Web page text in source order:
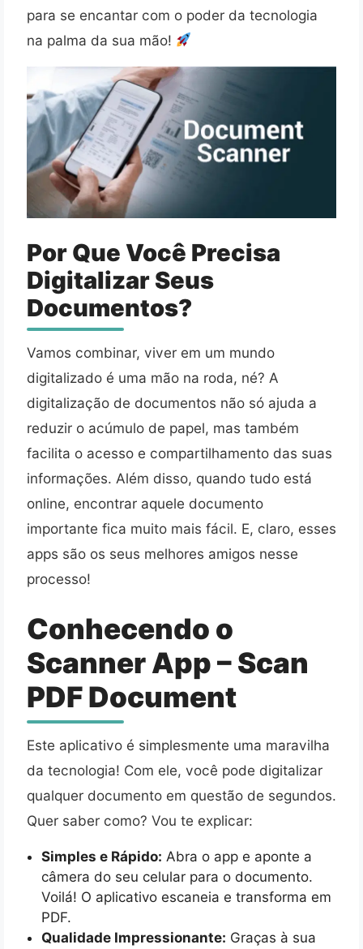
para se encantar com o poder da tecnologia
na palma da sua mão!
Por Que Você Precisa
Digitalizar Seus
Documentos?
Vamos combinar, viver em um mundo
digitalizado é uma mão na roda, né? A
digitalização de documentos não só ajuda a
reduzir o acúmulo de papel, mas também
facilita o acesso e compartilhamento das suas
informações. Além disso, quando tudo está
online, encontrar aquele documento
importante fica muito mais fácil. E, claro, esses
apps são os seus melhores amigos nesse
processo!
Conhecendo o
Scanner App – Scan
PDF Document
Este aplicativo é simplesmente uma maravilha
da tecnologia! Com ele, você pode digitalizar
qualquer documento em questão de segundos.
Quer saber como? Vou te explicar:
Simples e Rápido: Abra o app e aponte a
câmera do seu celular para o documento.
Voilá! O aplicativo escaneia e transforma em
PDF.
Qualidade Impressionante: Graças à sua